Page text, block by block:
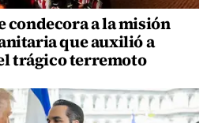
condecora a la misión
que auxilió a
trágico terremoto